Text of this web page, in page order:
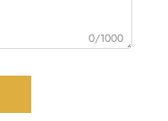
0/1000